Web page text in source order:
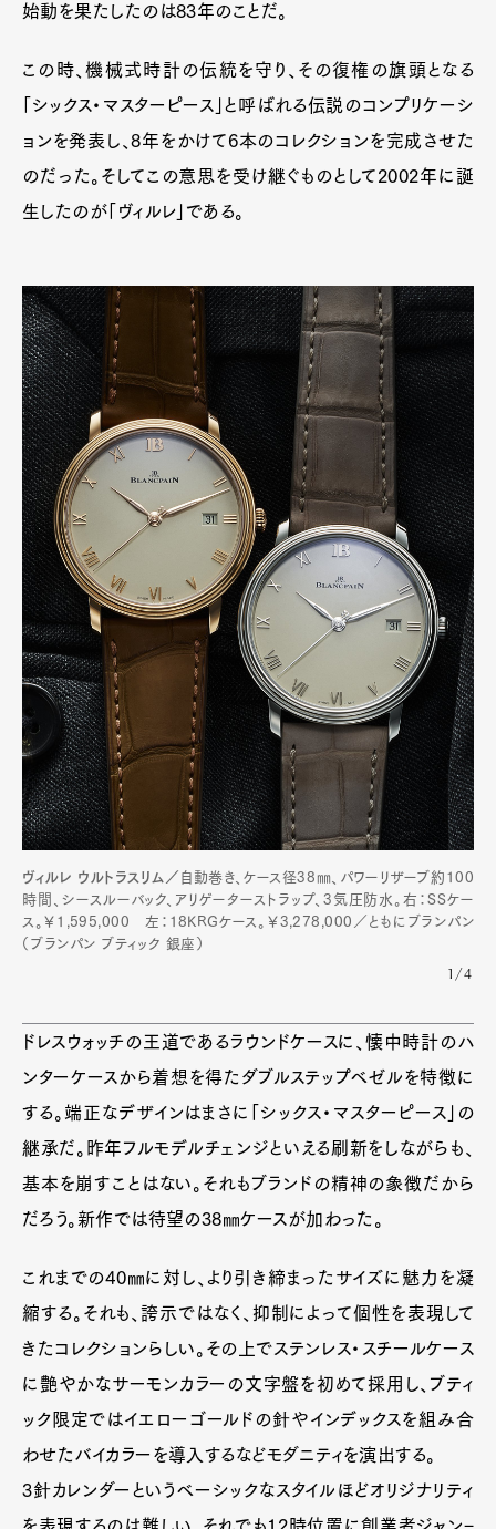
始動を果たしたのは83年のことだ。
この時、機械式時計の伝統を守り、その復権の旗頭となる
「シックス・マスターピース」と呼ばれる伝説のコンプリケーシ
ョンを発表し、8年をかけて6本のコレクションを完成させた
のだった。そしてこの意思を受け継ぐものとして2002年に誕
生したのが「ヴィルレ」である。
ヴィルレ ウルトラスリム／ 自動巻き、ケース径38㎜、パワーリザーブ約100
時間、シースルーバック、アリゲーターストラップ、3気圧防水。右：SSケー
ス。￥1,595,000 左：18KRGケース。￥3,278,000／ともにブランパン
（ブランパン ブティック 銀座）
1/4
ドレスウォッチの王道であるラウンドケースに、懐中時計のハ
ンターケースから着想を得たダブルステップベゼルを特徴に
する。端正なデザインはまさに「シックス・マスターピース」の
継承だ。昨年フルモデルチェンジといえる刷新をしながらも、
基本を崩すことはない。それもブランドの精神の象徴だから
だろう。新作では待望の38㎜ケースが加わった。
これまでの40㎜に対し、より引き締まったサイズに魅力を凝
縮する。それも、誇示ではなく、抑制によって個性を表現して
きたコレクションらしい。その上でステンレス・スチールケース
に艶やかなサーモンカラーの文字盤を初めて採用し、ブティ
ック限定ではイエローゴールドの針やインデックスを組み合
わせたバイカラーを導入するなどモダニティを演出する。
3針カレンダーというベーシックなスタイルほどオリジナリティ